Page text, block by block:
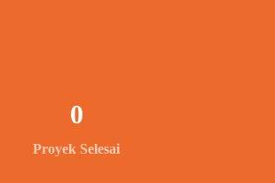
Proyek Selesai
0